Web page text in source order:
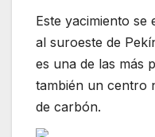
Este yacimiento
al suroeste de
es una de las más
también un centro
de carbón.